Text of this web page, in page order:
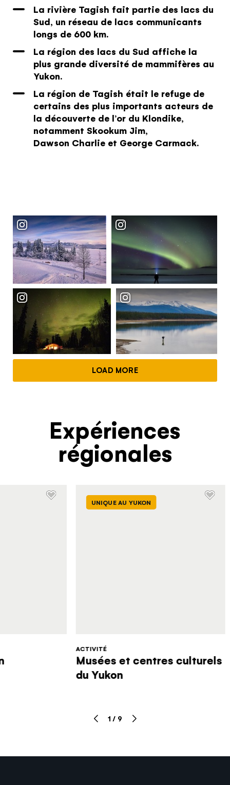
Le quiz du
voyageur du
Yukon
Vous vous connaissez. Nous
connaissons le Yukon. Travaillons
ensemble.
Le quiz n’a rien de magique, mais il vous
donnera les renseignements personnalisés qu’il
La rivière Tagish fait partie des lacs du
Sud, un réseau de lacs communicants
longs de 600 km.
La région des lacs du Sud affiche la
plus grande diversité de mammifères au
Yukon.
La région de Tagish était le refuge de
certains des plus importants acteurs de
la découverte de l’or du Klondike,
notamment Skookum Jim,
Dawson Charlie et George Carmack.
LOAD MORE
Expériences
régionales
UNIQUE AU YUKON
ACTIVITÉ
Musées et centres culturels
du Yukon
1 / 9